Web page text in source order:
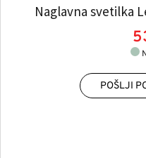
Naglavna svetilka
POŠLJI